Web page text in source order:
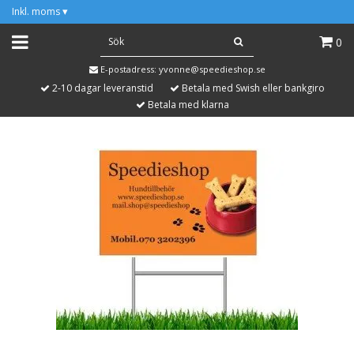
Inkl. moms ▾
0
E-postadress: yvonne@speedieshop.se
2-10 dagar leveranstid
Betala med Swish eller bankgiro
Betala med klarna